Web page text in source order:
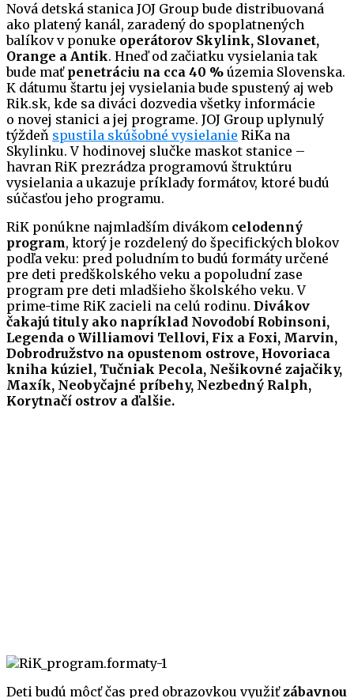
Nová detská stanica JOJ Group bude distribuovaná
ako platený kanál, zaradený do spoplatnených
balíkov v ponuke operátorov Skylink, Slovanet,
Orange a Antik. Hneď od začiatku vysielania tak
bude mať penetráciu na cca 40 % územia Slovenska.
K dátumu štartu jej vysielania bude spustený aj web
Rik.sk, kde sa diváci dozvedia všetky informácie
o novej stanici a jej programe. JOJ Group uplynulý
týždeň spustila skúšobné vysielanie RiKa na
Skylinku. V hodinovej slučke maskot stanice –
havran RiK prezrádza programovú štruktúru
vysielania a ukazuje príklady formátov, ktoré budú
súčasťou jeho programu.
RiK ponúkne najmladším divákom celodenný
program, ktorý je rozdelený do špecifických blokov
podľa veku: pred poludním to budú formáty určené
pre deti predškolského veku a popoludní zase
program pre deti mladšieho školského veku. V
prime-time RiK zacieli na celú rodinu. Divákov
čakajú tituly ako napríklad Novodobí Robinsoni,
Legenda o Williamovi Tellovi, Fix a Foxi, Marvin,
Dobrodružstvo na opustenom ostrove, Hovoriaca
kniha kúziel, Tučniak Pecola, Nešikovné zajačiky,
Maxík, Neobyčajné príbehy, Nezbedný Ralph,
Korytnačí ostrov a ďalšie.
Deti budú môcť čas pred obrazovkou využiťzábavnou